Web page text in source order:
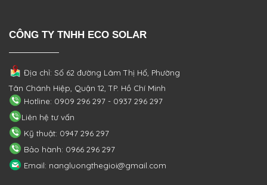
CÔNG TY TNHH ECO SOLAR
Địa chỉ: Số 62 đường Lâm Thị Hố, Phường
Tân Chánh Hiệp, Quận 12, TP. Hồ Chí Minh
Hotline: 0909 296 297 - 0937 296 297
Liên hệ tư vấn
Kỹ thuật: 0947 296 297
Bảo hành: 0966 296 297
Email: nangluongthegioi@gmail.com